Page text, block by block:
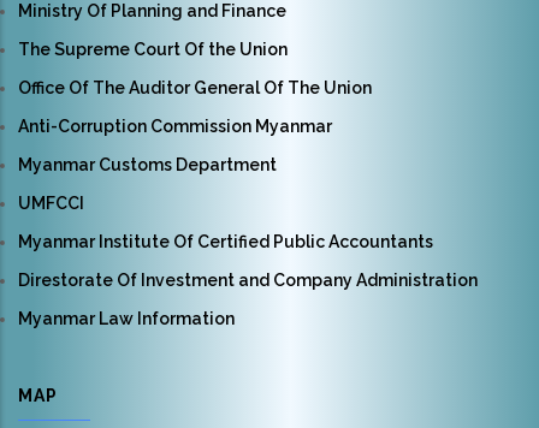
Ministry Of Planning and Finance
The Supreme Court Of the Union
Office Of The Auditor General Of The Union
Anti-Corruption Commission Myanmar
Myanmar Customs Department
UMFCCI
Myanmar Institute Of Certified Public Accountants
Direstorate Of Investment and Company Administration
Myanmar Law Information
MAP